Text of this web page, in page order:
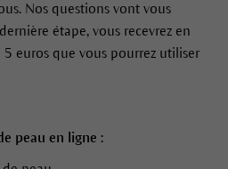
Nos questions vont vous
étape, vous recevrez en
euros que vous pourrez utiliser
peau en ligne :